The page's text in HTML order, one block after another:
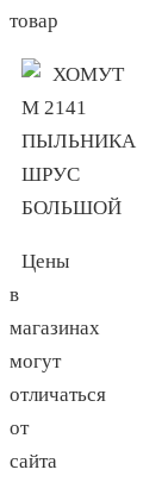
товар
Цены
в
магазинах
могут
отличаться
от
сайта